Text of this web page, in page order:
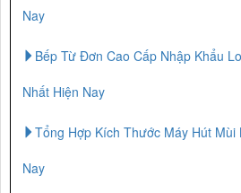
Nay
Bếp Từ Đơn Cao Cấp Nhập Khẩu
Nhất Hiện Nay
Tổng Hợp Kích Thước Máy Hút Mùi
Nay